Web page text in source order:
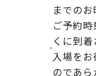
までのお
ご予約
くに到
入場を
のであら